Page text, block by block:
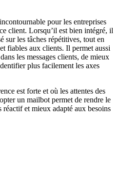
pour les entreprises
client. Lorsqu’il est bien intégré, il
sur les tâches répétitives, tout en
fiables aux clients. Il permet aussi
les messages clients, de mieux
plus facilement les axes
est forte et où les attentes des
un mailbot permet de rendre le
et mieux adapté aux besoins